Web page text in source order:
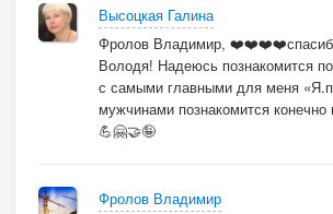
Высоцкая Галина
Фролов Владимир,
Володя! Надеюсь познакомится
с самыми главными для меня
мужчинами познакомится
💪🤗🤝🤪
Фролов Владимир